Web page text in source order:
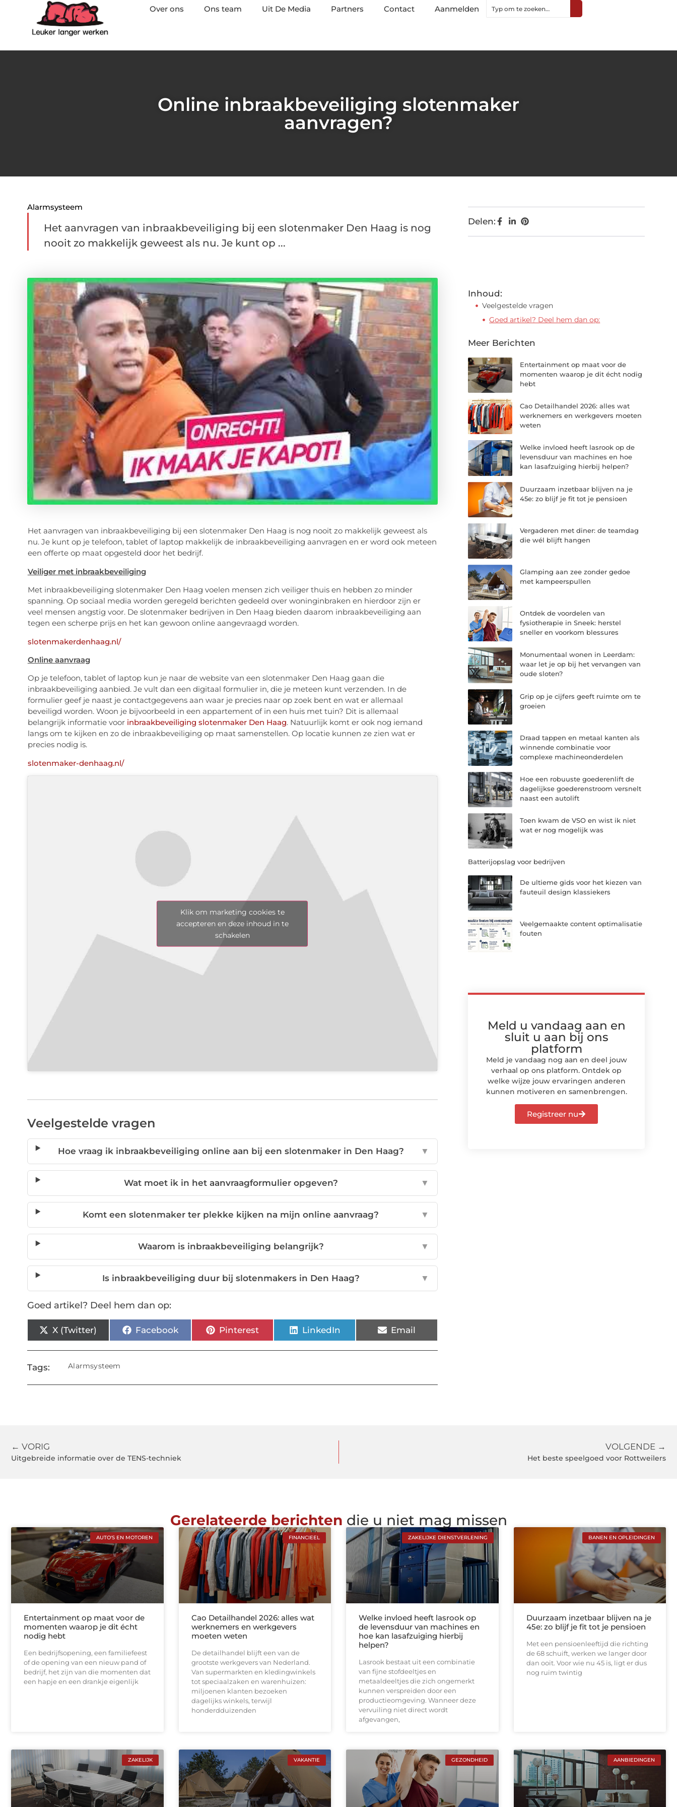
Over ons Ons team Uit De Media Partners Contact Aanmelden
Online inbraakbeveiliging slotenmaker
aanvragen?
Alarmsysteem
Het aanvragen van inbraakbeveiliging bij een slotenmaker Den Haag is nog
nooit zo makkelijk geweest als nu. Je kunt op ...
Het aanvragen van inbraakbeveiliging bij een slotenmaker Den Haag is nog nooit zo makkelijk geweest als
nu. Je kunt op je telefoon, tablet of laptop makkelijk de inbraakbeveiliging aanvragen en er word ook meteen
een offerte op maat opgesteld door het bedrijf.
Veiliger met inbraakbeveiliging
Met inbraakbeveiliging slotenmaker Den Haag voelen mensen zich veiliger thuis en hebben zo minder
spanning. Op sociaal media worden geregeld berichten gedeeld over woninginbraken en hierdoor zijn er
veel mensen angstig voor. De slotenmaker bedrijven in Den Haag bieden daarom inbraakbeveiliging aan
tegen een scherpe prijs en het kan gewoon online aangevraagd worden.
slotenmakerdenhaag.nl/
Online aanvraag
Op je telefoon, tablet of laptop kun je naar de website van een slotenmaker Den Haag gaan die
inbraakbeveiliging aanbied. Je vult dan een digitaal formulier in, die je meteen kunt verzenden. In de
formulier geef je naast je contactgegevens aan waar je precies naar op zoek bent en wat er allemaal
beveiligd worden. Woon je bijvoorbeeld in een appartement of in een huis met tuin? Dit is allemaal
belangrijk informatie voor inbraakbeveiliging slotenmaker Den Haag. Natuurlijk komt er ook nog iemand
langs om te kijken en zo de inbraakbeveiliging op maat samenstellen. Op locatie kunnen ze zien wat er
precies nodig is.
slotenmaker-denhaag.nl/
Klik om marketing cookies te
accepteren en deze inhoud in te
schakelen
Veelgestelde vragen
Hoe vraag ik inbraakbeveiliging online aan bij een slotenmaker in Den Haag? ▼
Wat moet ik in het aanvraagformulier opgeven? ▼
Komt een slotenmaker ter plekke kijken na mijn online aanvraag? ▼
Waarom is inbraakbeveiliging belangrijk? ▼
Is inbraakbeveiliging duur bij slotenmakers in Den Haag? ▼
Goed artikel? Deel hem dan op:
X (Twitter) Facebook Pinterest LinkedIn Email
Tags: Alarmsysteem
Delen:
Inhoud:
Veelgestelde vragen
Goed artikel? Deel hem dan op:
Meer Berichten
Entertainment op maat voor de
momenten waarop je dit écht nodig
hebt
Cao Detailhandel 2026: alles wat
werknemers en werkgevers moeten
weten
Welke invloed heeft lasrook op de
levensduur van machines en hoe
kan lasafzuiging hierbij helpen?
Duurzaam inzetbaar blijven na je
45e: zo blijf je fit tot je pensioen
Vergaderen met diner: de teamdag
die wél blijft hangen
Glamping aan zee zonder gedoe
met kampeerspullen
Ontdek de voordelen van
fysiotherapie in Sneek: herstel
sneller en voorkom blessures
Monumentaal wonen in Leerdam:
waar let je op bij het vervangen van
oude sloten?
Grip op je cijfers geeft ruimte om te
groeien
Draad tappen en metaal kanten als
winnende combinatie voor
complexe machineonderdelen
Hoe een robuuste goederenlift de
dagelijkse goederenstroom versnelt
naast een autolift
Toen kwam de VSO en wist ik niet
wat er nog mogelijk was
Batterijopslag voor bedrijven
De ultieme gids voor het kiezen van
fauteuil design klassiekers
Veelgemaakte content optimalisatie
fouten
Meld u vandaag aan en
sluit u aan bij ons
platform
Meld je vandaag nog aan en deel jouw
verhaal op ons platform. Ontdek op
welke wijze jouw ervaringen anderen
kunnen motiveren en samenbrengen.
Registreer nu
← VORIG
Uitgebreide informatie over de TENS-techniek
VOLGENDE →
Het beste speelgoed voor Rottweilers
Gerelateerde berichten die u niet mag missen
AUTO'S EN MOTOREN
Entertainment op maat voor de
momenten waarop je dit écht
nodig hebt
Een bedrijfsopening, een familiefeest
of de opening van een nieuw pand of
bedrijf, het zijn van die momenten dat
een hapje en een drankje eigenlijk
FINANCIEEL
Cao Detailhandel 2026: alles wat
werknemers en werkgevers
moeten weten
De detailhandel blijft een van de
grootste werkgevers van Nederland.
Van supermarkten en kledingwinkels
tot speciaalzaken en warenhuizen:
miljoenen klanten bezoeken
dagelijks winkels, terwijl
honderdduizenden
ZAKELIJKE DIENSTVERLENING
Welke invloed heeft lasrook op
de levensduur van machines en
hoe kan lasafzuiging hierbij
helpen?
Lasrook bestaat uit een combinatie
van fijne stofdeeltjes en
metaaldeeltjes die zich ongemerkt
kunnen verspreiden door een
productieomgeving. Wanneer deze
vervuiling niet direct wordt
afgevangen,
BANEN EN OPLEIDINGEN
Duurzaam inzetbaar blijven na je
45e: zo blijf je fit tot je pensioen
Met een pensioenleeftijd die richting
de 68 schuift, werken we langer door
dan ooit. Voor wie nu 45 is, ligt er dus
nog ruim twintig
ZAKELIJK VAKANTIE GEZONDHEID AANBIEDINGEN